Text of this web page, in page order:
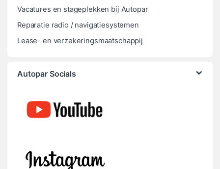
Vacatures en stageplekken bij Autopar
Reparatie radio / navigatiesystemen
Lease- en verzekeringsmaatschappij
Autopar Socials